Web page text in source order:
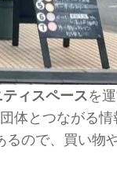
ィスペースを
体とつながる
ので、買い物